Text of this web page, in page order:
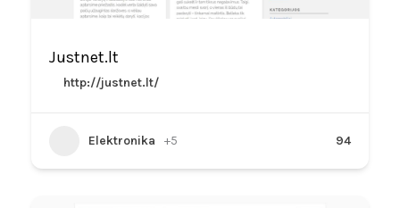
Justnet.lt
http://justnet.lt/
Elektronika +5 94